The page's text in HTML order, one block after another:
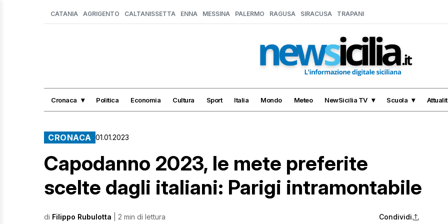
CATANIA AGRIGENTO CALTANISSETTA ENNA MESSINA PALERMO RAGUSA SIRACUSA TRAPANI
Cronaca Politica Economia Cultura Sport Italia Mondo Meteo NewSicilia TV Scuola
CRONACA 01.01.2023
Capodanno 2023, le mete preferite
scelte dagli italiani: Parigi intramontabile
di Filippo Rubulotta | 2 min di lettura Condividi